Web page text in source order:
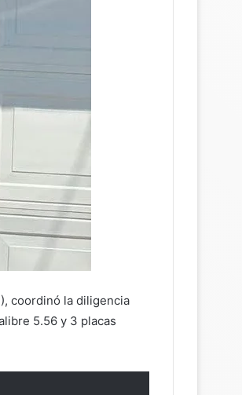
coordinó la diligencia
5.56 y 3 placas